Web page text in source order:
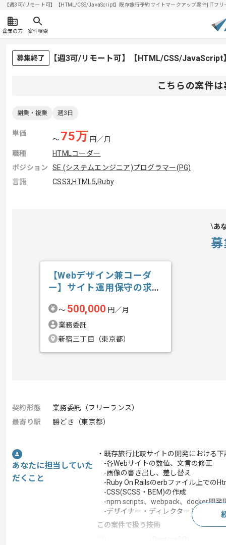
【週3可/リモート可】【HTML/CSS/JavaScript】既存旅行予約サイトマークアップ案件| ITフ
企業の方 案件検索
募集終了 【週3可/リモート可】【HTML/CSS/
こちらの案件
副業・複業 週3日
単価
〜75万 円／月
職種
HTMLコーダー
ポジション
SE (システムエンジニア)プログラマー(PG)
言語
CSS3,HTML5,Ruby
あ
【Webデザイン兼コーダ
ー】サイト運用保守の求
〜 500,000 円／月
業務委託
新宿三丁目（東京都）
契約形態
業務委託（フリーランス）
最寄り駅
勝どき（東京都）
あなたに担当していた
だくこと
・既存旅行比較サイトの開発における
-各Webサイトの数値、文言の修正
-画像の書き出し、差し替え
-Ruby On Railsのerbファイル上での
-CSS(SCSS・BEM)の作成
-npm scripts、webpack、docker開発
-デザイナー・ディレクターとの チケ
この案件で扱う技術